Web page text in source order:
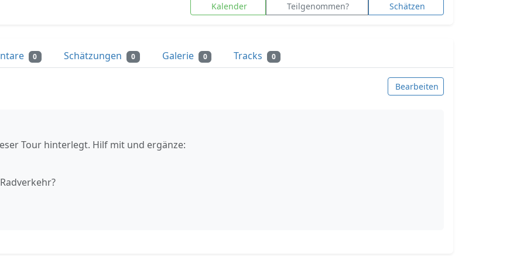
Kalender Teilgenommen? Schätzen
0 Schätzungen 0 Galerie 0 Tracks 0
Bearbeiten
Tour hinterlegt. Hilf mit und ergänze: